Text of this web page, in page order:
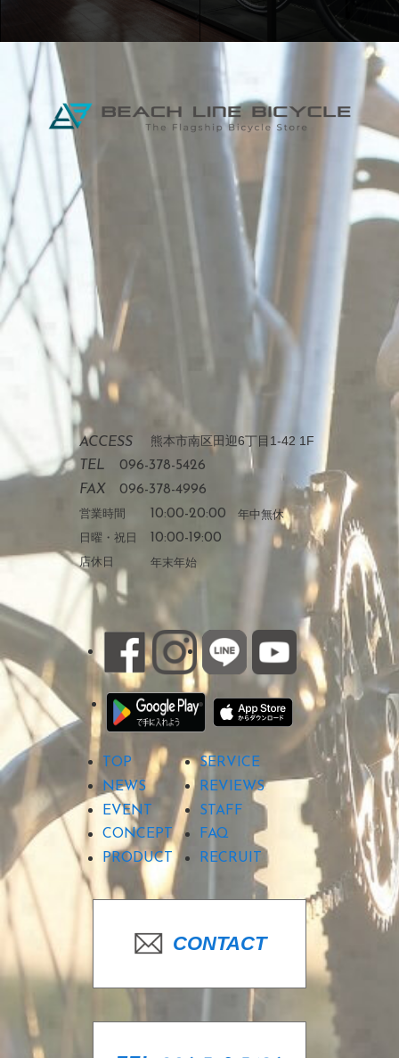
ACCESS 熊本市南区田迎6丁目1-42 1F
TEL
096-378-5426
FAX
096-378-4996
営業時間 10:00-20:00 年中無休
日曜・祝日
10:00-19:00
店休日 年末年始
TOP
SERVICE
NEWS
REVIEWS
EVENT
STAFF
CONCEPT
FAQ
PRODUCT
RECRUIT
CONTACT